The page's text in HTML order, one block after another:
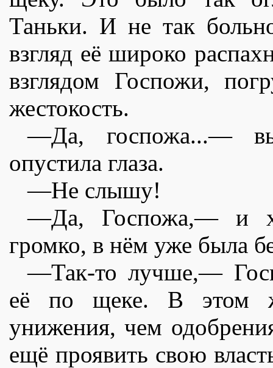
Таньки. И не так
взгляд еë широко
взглядом Госпожи,
жестокость.
—Да, госпожа...—
опустила глаза.
—Не слышу!
—Да, Госпожа,— и
громко, в нëм уже была
—Так-то лучше,—
еë по щеке. В этом
унижения, чем
ещë проявить свою